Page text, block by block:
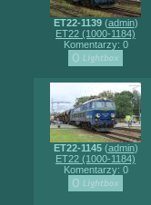
ET22-1139(admin)
ET22 (1000-1184)
Komentarzy: 0
ET22-1145(admin)
ET22 (1000-1184)
Komentarzy: 0